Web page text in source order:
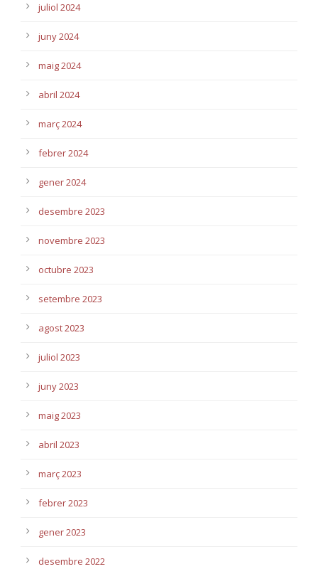
juliol 2024
juny 2024
maig 2024
abril 2024
març 2024
febrer 2024
gener 2024
desembre 2023
novembre 2023
octubre 2023
setembre 2023
agost 2023
juliol 2023
juny 2023
maig 2023
abril 2023
març 2023
febrer 2023
gener 2023
desembre 2022